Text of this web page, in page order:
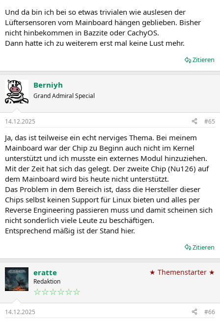
Und da bin ich bei so etwas trivialen wie auslesen der
Lüftersensoren vom Mainboard hängen geblieben. Bisher
nicht hinbekommen in Bazzite oder CachyOS.
Dann hatte ich zu weiterem erst mal keine Lust mehr.
Zitieren
Berniyh
Grand Admiral Special
14.12.2025 #65
Ja, das ist teilweise ein echt nerviges Thema. Bei meinem
Mainboard war der Chip zu Beginn auch nicht im Kernel
unterstützt und ich musste ein externes Modul hinzuziehen.
Mit der Zeit hat sich das gelegt. Der zweite Chip (Nu126) auf
dem Mainboard wird bis heute nicht unterstützt.
Das Problem in dem Bereich ist, dass die Hersteller dieser
Chips selbst keinen Support für Linux bieten und alles per
Reverse Engineering passieren muss und damit scheinen sich
nicht sonderlich viele Leute zu beschäftigen.
Entsprechend mäßig ist der Stand hier.
Zitieren
eratte
Redaktion
☆☆☆☆☆☆
★ Themenstarter ★
14.12.2025 #66